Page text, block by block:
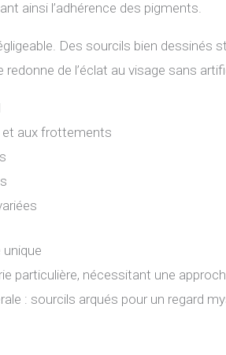
ainsi l’adhérence des pigments.
Des sourcils bien
de l’éclat au visage sans
et aux frottements
particulière, nécessitant une
: sourcils arqués pour un regard